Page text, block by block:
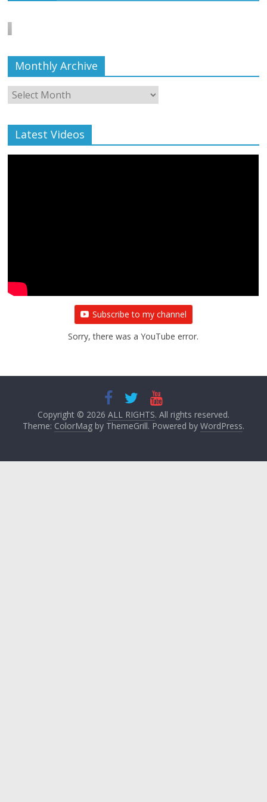
Monthly Archive
Monthly
Archive
Latest Videos
Subscribe to my channel
Sorry, there was a YouTube error.
Copyright © 2026 ALL RIGHTS. All rights reserved.
Theme: ColorMagby ThemeGrill. Powered by WordPress.